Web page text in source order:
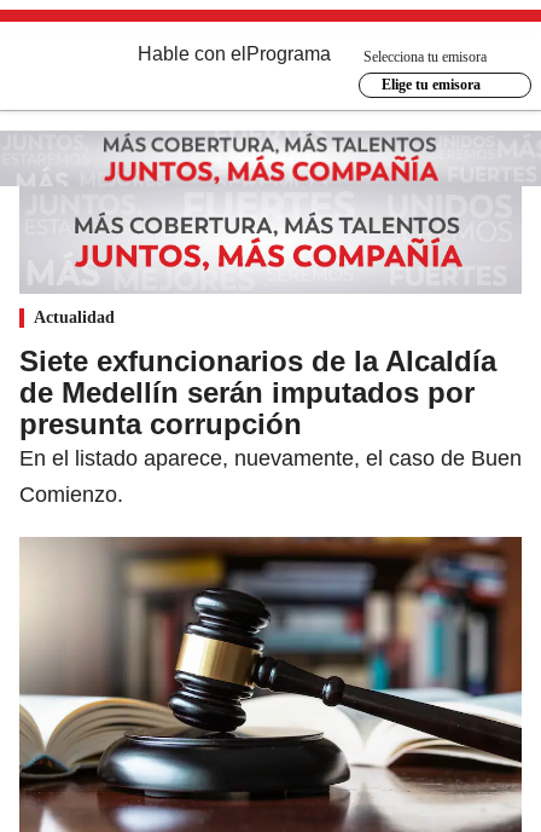
Hable con el Programa
Selecciona tu emisora
Elige tu emisora
Actualidad
Siete exfuncionarios de la Alcaldía
de Medellín serán imputados por
presunta corrupción
En el listado aparece, nuevamente, el caso de Buen
Comienzo.